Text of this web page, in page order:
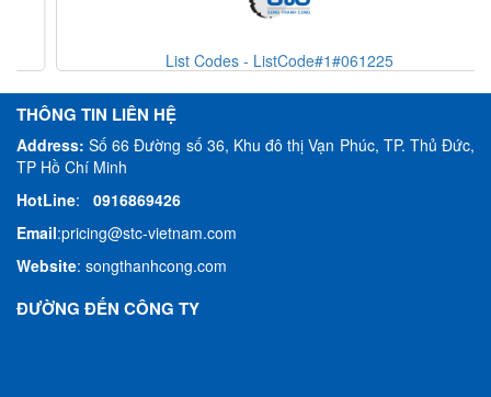
List Codes - ListCode#1#061225
THÔNG TIN LIÊN HỆ
Address:Số 66 Đường số 36, Khu đô thị Vạn Phúc, TP. Thủ Đức,
TP Hồ Chí Minh
HotLine: 0916869426
Email:pricing@stc-vietnam.com
Website: songthanhcong.com
ĐƯỜNG ĐẾN CÔNG TY